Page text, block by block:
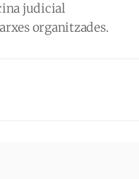
judicial
organitzades.